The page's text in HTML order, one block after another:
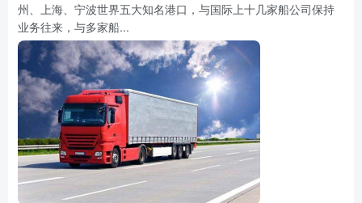
州、上海、宁波世界五大知名港口，与国际上十几家船公司保持
业务往来，与多家船...